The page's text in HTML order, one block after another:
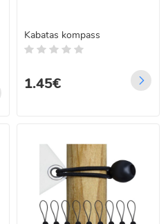
Kabatas kompass
1.45€